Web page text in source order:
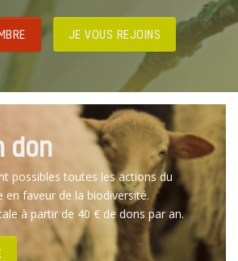
JE VOUS REJOINS
don
possibles toutes les actions du
en faveur de la biodiversité.
à partir de 40 € de dons par an.